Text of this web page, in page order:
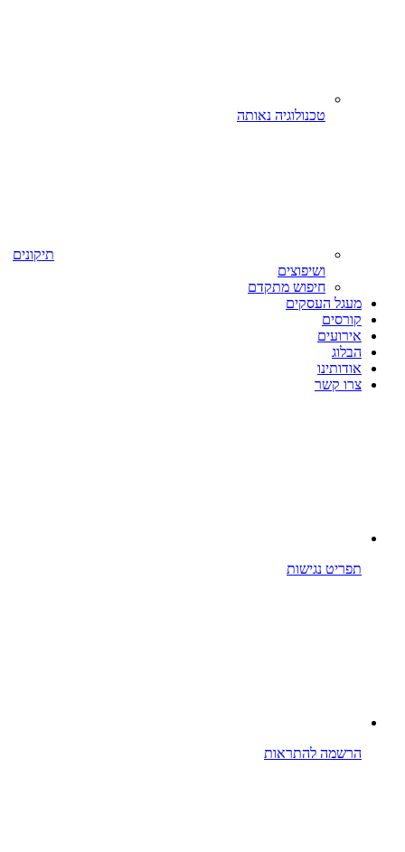
טכנולוגיה נאותה
תיקונים
ושיפוצים
חיפוש מתקדם
מעגל העסקים
קורסים
אירועים
הבלוג
אודותינו
צרו קשר
תפריט נגישות
הרשמה להתראות